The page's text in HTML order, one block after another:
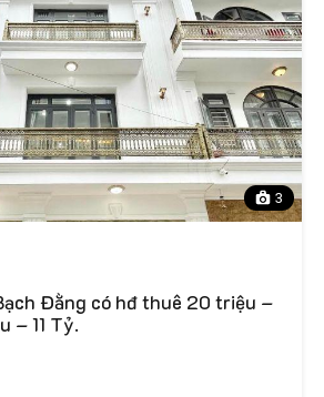
3
Đằng có hđ thuê 20 triệu –
– 11 Tỷ.